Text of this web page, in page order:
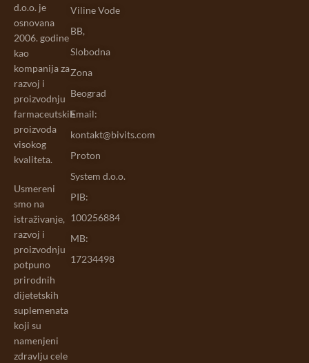
d.o.o. je
osnovana
2006. godine
kao
kompanija za
razvoj i
proizvodnju
farmaceutskih
proizvoda
visokog
kvaliteta.
Usmereni
smo na
istraživanje,
razvoj i
proizvodnju
potpuno
prirodnih
dijetetskih
suplemenata
koji su
namenjeni
zdravlju cele
Viline Vode
BB,
Slobodna
Zona
Beograd
Email:
kontakt@bivits.com
Proton
System d.o.o.
PIB:
100256884
MB:
17234498